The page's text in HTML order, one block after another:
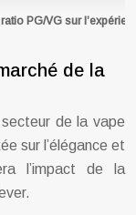
PG/VG sur
de la
de la vape
sur l’élégance et
l’impact de la